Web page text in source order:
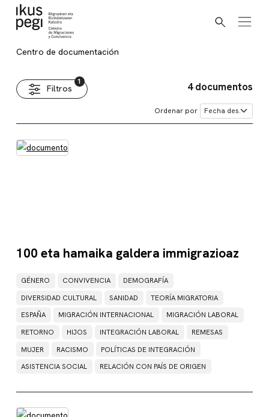
Buscar
Centro de documentación
Centro de documentación
Filtros 4 documentos
Ordenar por
100 eta hamaika galdera immigrazioaz
GÉNERO CONVIVENCIA
DEMOGRAFÍA
DIVERSIDAD CULTURAL
SANIDAD
TEORÍA MIGRATORIA
ESPAÑA
MIGRACIÓN INTERNACIONAL
MIGRACIÓN LABORAL
RETORNO
HIJOS INTEGRACIÓN LABORAL
REMESAS
MUJER
RACISMO
POLÍTICAS DE INTEGRACIÓN
ASISTENCIA SOCIAL
RELACIÓN CON PAÍS DE ORIGEN